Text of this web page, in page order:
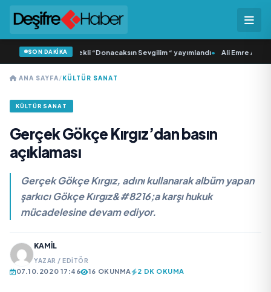
SON DAKİKA
Samlı ‘dan İkinci Tekli “Donacaksın Sevgilim “ yayımlandı• Ali Emre
ANA SAYFA/KÜLTÜR SANAT
KÜLTÜR SANAT
Gerçek Gökçe Kırgız’dan basın
açıklaması
Gerçek Gökçe Kırgız, adını kullanarak albüm yapan
şarkıcı Gökçe Kırgız&#8216;a karşı hukuk
mücadelesine devam ediyor.
KAMIL
YAZAR / EDITÖR
07.10.2020 17:46 16 OKUNMA 2 DK OKUMA